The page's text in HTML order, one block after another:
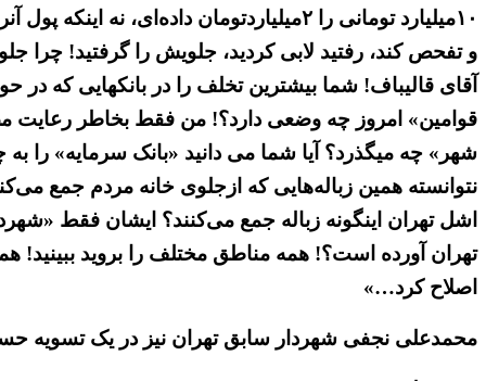
و تفحص کند، رفتید لابی کردید، جلویش را گرفتید!
آقای قالیباف! شما بیشترین تخلف را در بانکهایی که در
قوامین» امروز چه وضعی دارد؟! من فقط بخاطر رعایت
تهران آورده است؟! همه مناطق مختلف را بروید
اصلاح کرد…»
محمدعلی نجفی شهردار سابق تهران نیز در یک تسویه